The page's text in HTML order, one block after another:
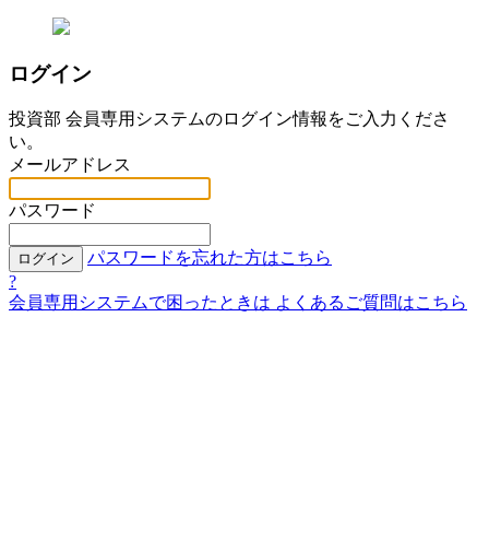
ログイン
投資部 会員専用システムのログイン情報をご入力くださ
い。
メールアドレス
パスワード
ログイン
パスワードを忘れた方はこちら
?
会員専用システムで困ったときは よくあるご質問はこちら